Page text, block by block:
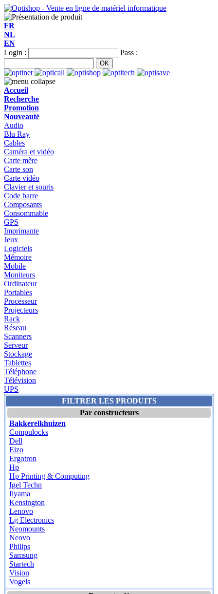
FR
NL
EN
Login :
Pass :
Accueil
Recherche
Promotion
Nouveauté
Audio
Blu Ray
Cables
Caméra et vidéo
Carte mère
Carte son
Carte vidéo
Clavier et souris
Code barre
Composants
Consommable
GPS
Imprimante
Jeux
Logiciels
Mémoire
Mobile
Moniteurs
Ordinateur
Portables
Processeur
Projecteurs
Rack
Réseau
Scanners
Serveur
Stockage
Tablettes
Téléphone
Télévision
UPS
FILTRER LES PRODUITS
Par constructeurs
Bakkerelkhuizen
Compulocks
Dell
Eizo
Ergotron
Hp
Hp Printing & Computing
Igel Techn
Iiyama
Kensington
Lenovo
Lg Electronics
Neomounts
Neovo
Philips
Samsung
Startech
Vision
Vogels